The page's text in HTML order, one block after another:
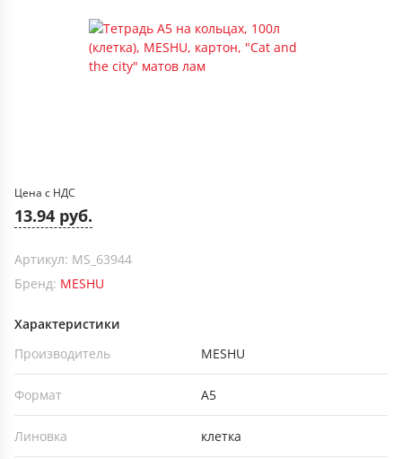
Цена с НДС
13.94 руб.
Артикул: MS_63944
Бренд: MESHU
Характеристики
Производитель
MESHU
Формат А5
Линовка клетка